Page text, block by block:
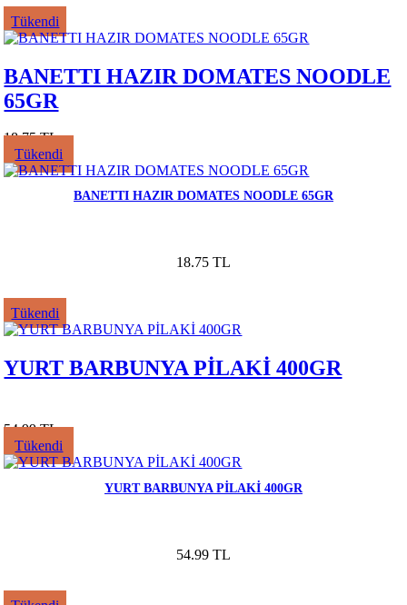
Tükendi
BANETTI HAZIR DOMATES NOODLE
65GR
18.75 TL
Tükendi
BANETTI HAZIR DOMATES NOODLE 65GR
18.75 TL
Tükendi
YURT BARBUNYA PİLAKİ 400GR
54.99 TL
Tükendi
YURT BARBUNYA PİLAKİ 400GR
54.99 TL